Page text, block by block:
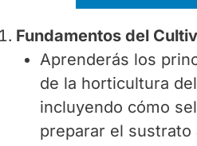
Fundamentos del
Aprenderás los
de la horticultura
incluyendo cómo
preparar el sustrato